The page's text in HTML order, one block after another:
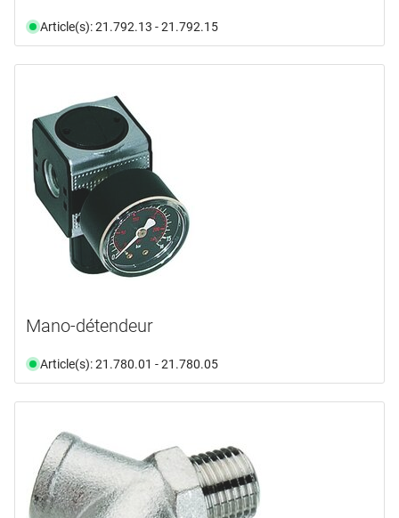
Article(s): 21.792.13 - 21.792.15
Mano-détendeur
Article(s): 21.780.01 - 21.780.05